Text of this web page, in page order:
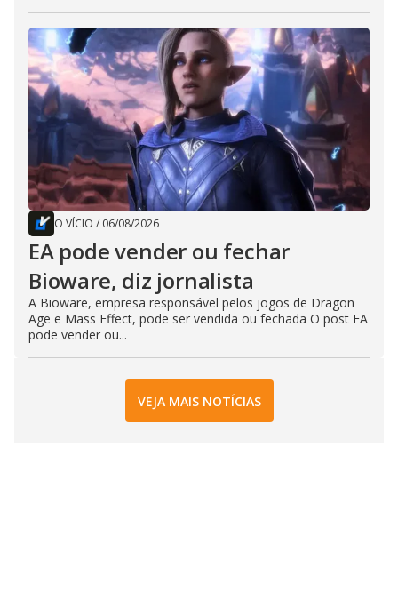
O VÍCIO / 06/08/2026
EA pode vender ou fechar
Bioware, diz jornalista
A Bioware, empresa responsável pelos jogos de Dragon
Age e Mass Effect, pode ser vendida ou fechada O post EA
pode vender ou...
VEJA MAIS NOTÍCIAS